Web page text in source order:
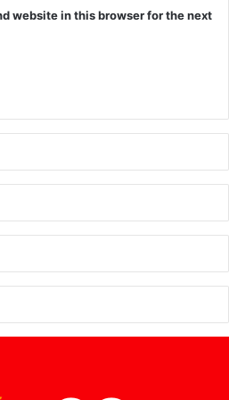
website in this browser for the next